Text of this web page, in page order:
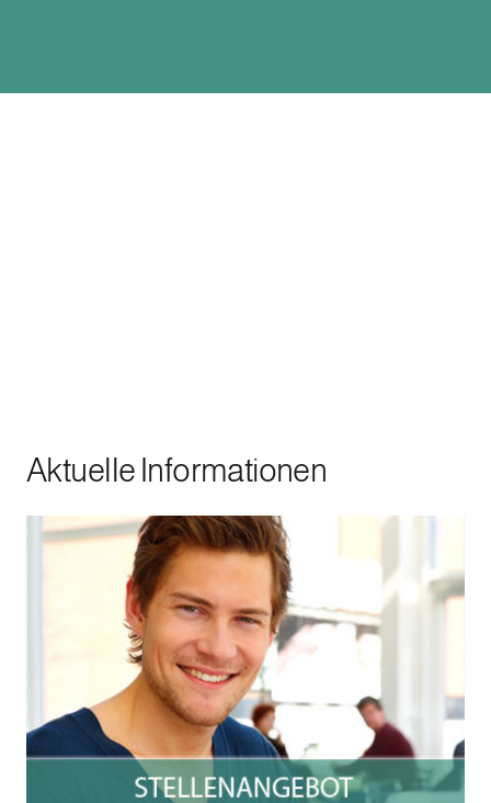
Aktuelle Informationen
Diplomingenieur (FH) (Bachelor, Master) und
für technische Gebäudesysteme im Bereich
Heizung – Lüftung – Klima – Sanitär – vorbeugender